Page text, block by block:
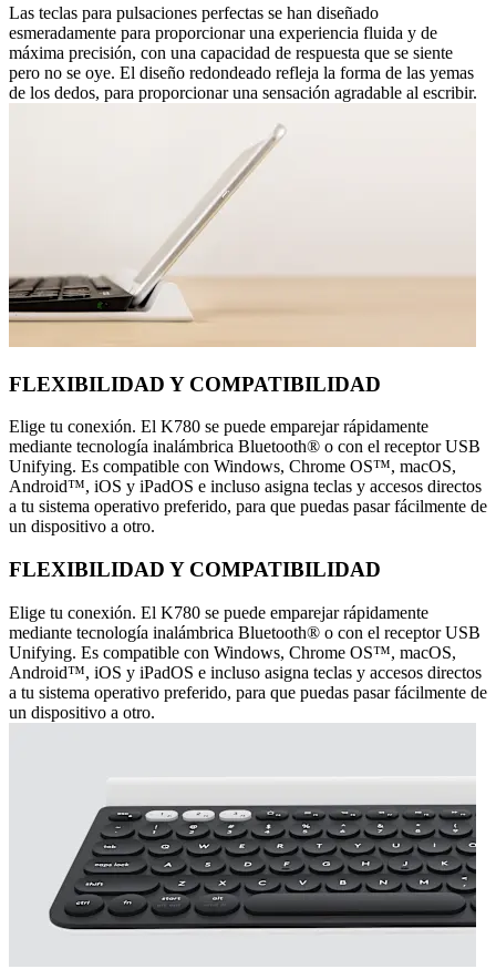
Las teclas para pulsaciones perfectas se han diseñado
esmeradamente para proporcionar una experiencia fluida y de
máxima precisión, con una capacidad de respuesta que se siente
pero no se oye. El diseño redondeado refleja la forma de las yemas
de los dedos, para proporcionar una sensación agradable al escribir.
FLEXIBILIDAD Y COMPATIBILIDAD
Elige tu conexión. El K780 se puede emparejar rápidamente
mediante tecnología inalámbrica Bluetooth® o con el receptor USB
Unifying. Es compatible con Windows, Chrome OS™, macOS,
Android™, iOS y iPadOS e incluso asigna teclas y accesos directos
a tu sistema operativo preferido, para que puedas pasar fácilmente de
un dispositivo a otro.
FLEXIBILIDAD Y COMPATIBILIDAD
Elige tu conexión. El K780 se puede emparejar rápidamente
mediante tecnología inalámbrica Bluetooth® o con el receptor USB
Unifying. Es compatible con Windows, Chrome OS™, macOS,
Android™, iOS y iPadOS e incluso asigna teclas y accesos directos
a tu sistema operativo preferido, para que puedas pasar fácilmente de
un dispositivo a otro.